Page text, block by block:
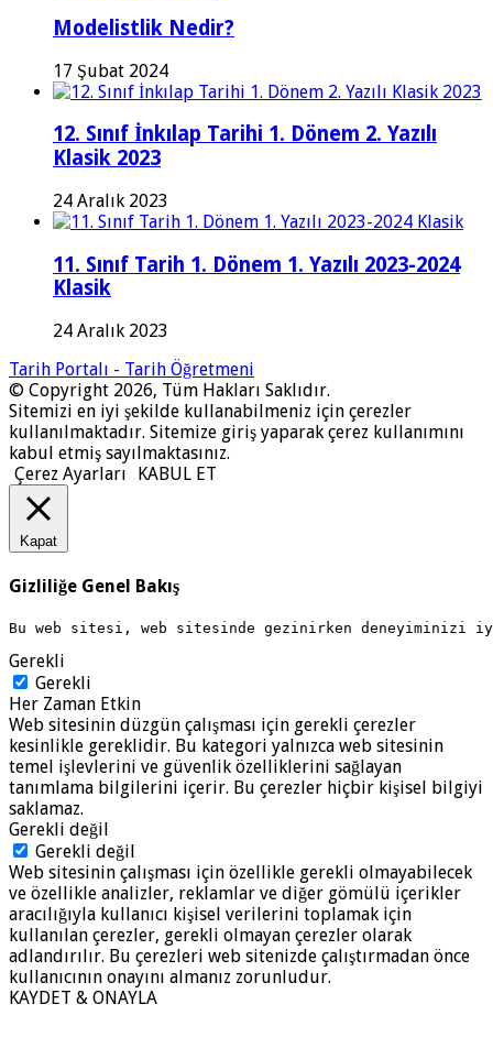
Modelistlik Nedir?
17 Şubat 2024
12. Sınıf İnkılap Tarihi 1. Dönem 2. Yazılı
Klasik 2023
24 Aralık 2023
11. Sınıf Tarih 1. Dönem 1. Yazılı 2023-2024
Klasik
24 Aralık 2023
Tarih Portalı - Tarih Öğretmeni
© Copyright 2026, Tüm Hakları Saklıdır.
Sitemizi en iyi şekilde kullanabilmeniz için çerezler
kullanılmaktadır. Sitemize giriş yaparak çerez kullanımını
kabul etmiş sayılmaktasınız.
Çerez Ayarları
KABUL ET
Kapat
Gizliliğe Genel Bakış
Bu web sitesi, web sitesinde gezinirken deneyiminizi
Gerekli
Gerekli
Her Zaman Etkin
Web sitesinin düzgün çalışması için gerekli çerezler
kesinlikle gereklidir. Bu kategori yalnızca web sitesinin
temel işlevlerini ve güvenlik özelliklerini sağlayan
tanımlama bilgilerini içerir. Bu çerezler hiçbir kişisel bilgiyi
saklamaz.
Gerekli değil
Gerekli değil
Web sitesinin çalışması için özellikle gerekli olmayabilecek
ve özellikle analizler, reklamlar ve diğer gömülü içerikler
aracılığıyla kullanıcı kişisel verilerini toplamak için
kullanılan çerezler, gerekli olmayan çerezler olarak
adlandırılır. Bu çerezleri web sitenizde çalıştırmadan önce
kullanıcının onayını almanız zorunludur.
KAYDET & ONAYLA